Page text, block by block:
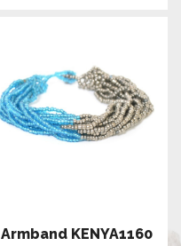
Armband KENYA1160